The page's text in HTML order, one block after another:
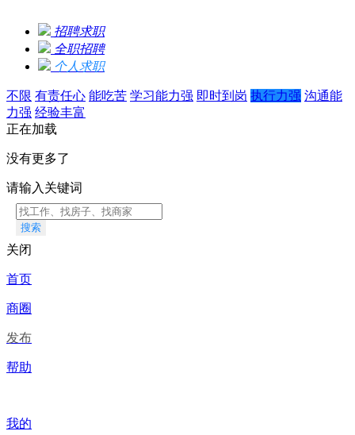
招聘求职
全职招聘
个人求职
不限 有责任心 能吃苦 学习能力强 即时到岗 执行力强 沟通能
力强 经验丰富
正在加载
没有更多了
请输入关键词
搜索
关闭
首页
商圈
发布
帮助
我的